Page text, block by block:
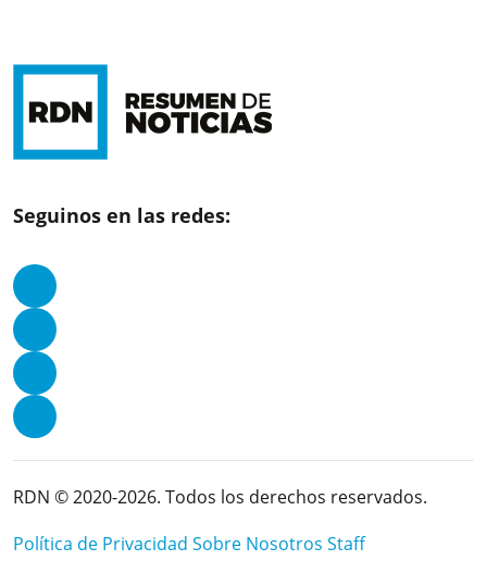
Seguinos en las redes:
RDN © 2020-2026. Todos los derechos reservados.
Política de Privacidad Sobre Nosotros Staff